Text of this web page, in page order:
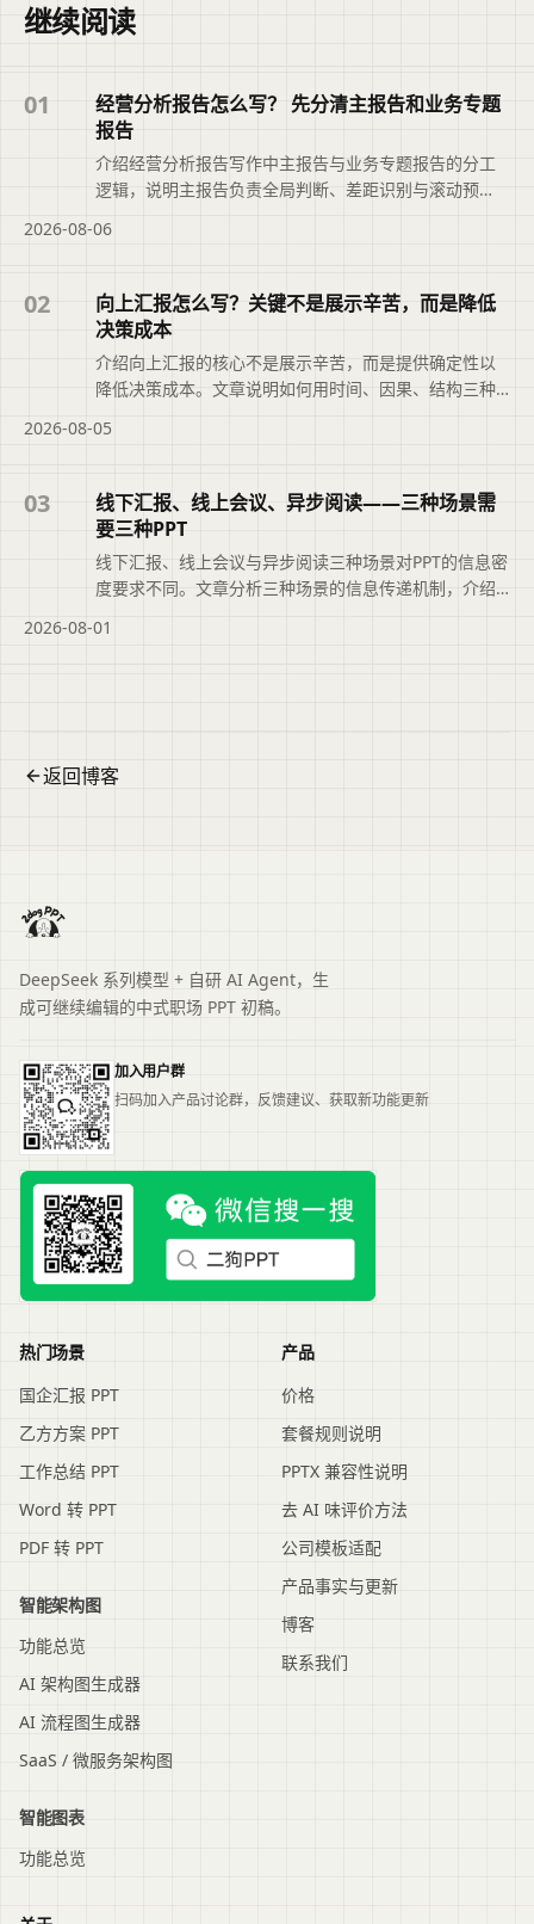
继续阅读
01
经营分析报告怎么写？ 先分清主报告和业务专题
报告
介绍经营分析报告写作中主报告与业务专题报告的分工
逻辑，说明主报告负责全局判断、差距识别与滚动预
助避免数据堆砌与内容重复，推动报告从现象描述转向
快速了解页面主题、主要内容与适用场景，再进入文章
查看完整信息。
2026-08-06
02
向上汇报怎么写？关键不是展示辛苦，而是降低
决策成本
介绍向上汇报的核心不是展示辛苦，而是提供确定性以
降低决策成本。文章说明如何用时间、因果、结构三种
将分散材料整理成结构化初稿，帮助管理者快速判断、
解页面主题、主要内容与适用场景，再进入文章查看完
整信息。
2026-08-05
03
线下汇报、线上会议、异步阅读——三种场景需
要三种PPT
线下汇报、线上会议与异步阅读三种场景对PPT的信息密
度要求不同。文章分析三种场景的信息传递机制，介绍
内容密度，并说明基于同一份大纲快速适配不同场景的
2026-08-01
返回博客
DeepSeek 系列模型 + 自研 AI Agent，生
成可继续编辑的中式职场 PPT 初稿。
加入用户群
扫码加入产品讨论群，反馈建议、获取新功能更新
热门场景
国企汇报 PPT
乙方方案 PPT
工作总结 PPT
Word 转 PPT
PDF 转 PPT
智能架构图
功能总览
AI 架构图生成器
AI 流程图生成器
SaaS / 微服务架构图
智能图表
功能总览
产品
价格
套餐规则说明
PPTX 兼容性说明
去 AI 味评价方法
公司模板适配
产品事实与更新
博客
联系我们